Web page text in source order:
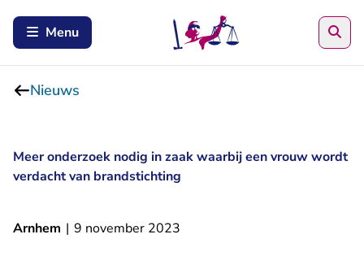
Menu
Nieuws
Meer onderzoek nodig in zaak waarbij een vrouw wordt
verdacht van brandstichting
Arnhem | 9 november 2023